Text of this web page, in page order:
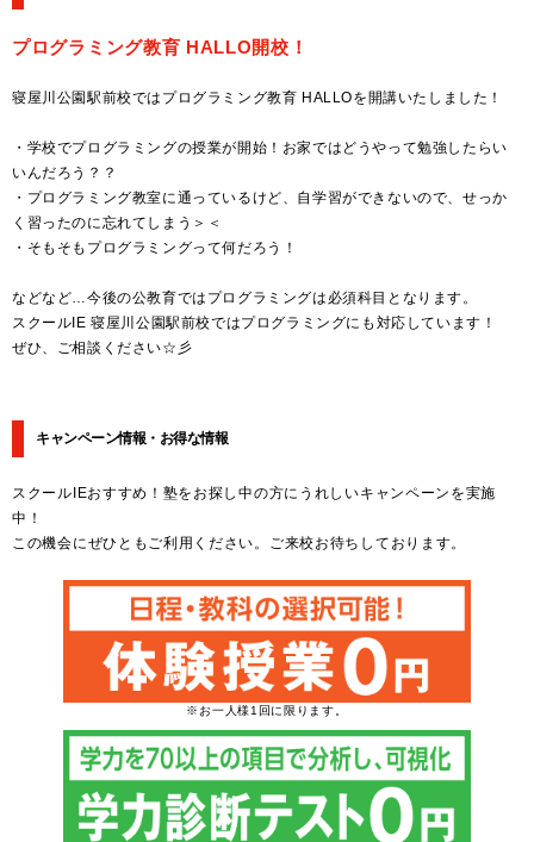
プログラミング教育 HALLO開校！
寝屋川公園駅前校ではプログラミング教育 HALLOを開講いたしました！
・学校でプログラミングの授業が開始！お家ではどうやって勉強したらい
いんだろう？？
・プログラミング教室に通っているけど、自学習ができないので、せっか
く習ったのに忘れてしまう＞＜
・そもそもプログラミングって何だろう！
などなど…今後の公教育ではプログラミングは必須科目となります。
スクールIE 寝屋川公園駅前校ではプログラミングにも対応しています！
ぜひ、ご相談ください☆彡
キャンペーン情報・お得な情報
スクールIEおすすめ！塾をお探し中の方にうれしいキャンペーンを実施
中！
この機会にぜひともご利用ください。ご来校お待ちしております。
※お一人様1回に限ります。